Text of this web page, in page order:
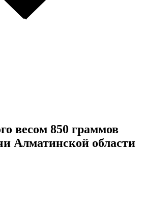
весом 850 граммов
Алматинской области